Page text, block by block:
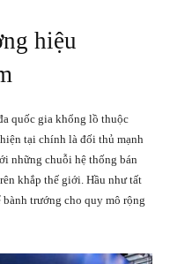
hiệu
quốc gia khổng lồ thuộc
tại chính là đối thủ mạnh
những chuỗi hệ thống bán
khắp thế giới. Hầu như tất
trướng cho quy mô rộng